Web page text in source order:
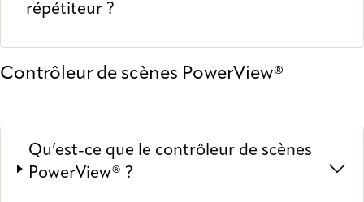
répétiteur ?
Contrôleur de scènes PowerView®
Qu’est-ce que le contrôleur de scènes
PowerView® ?